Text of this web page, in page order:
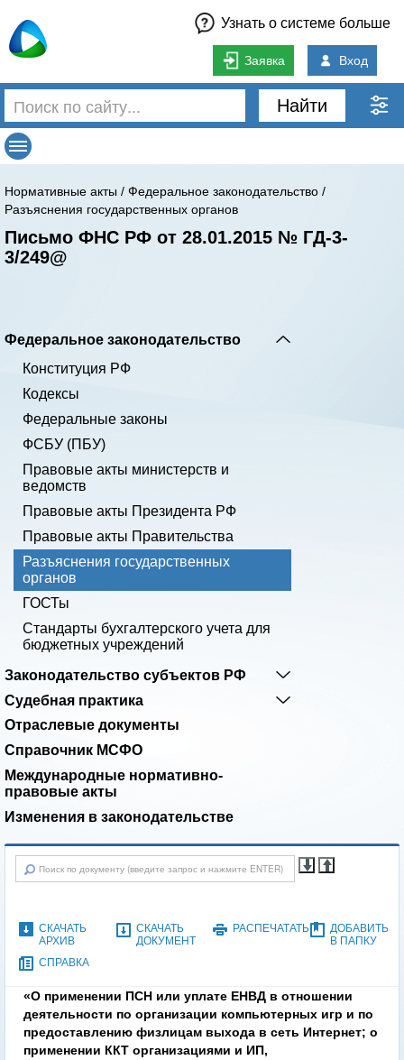
Узнать о системе больше
Заявка Вход
Найти
Нормативные акты / Федеральное законодательство /
Разъяснения государственных органов
Письмо ФНС РФ от 28.01.2015 № ГД-3-
3/249@
Федеральное законодательство
Конституция РФ
Кодексы
Федеральные законы
ФСБУ (ПБУ)
Правовые акты министерств и
ведомств
Правовые акты Президента РФ
Правовые акты Правительства
Разъяснения государственных
органов
ГОСТы
Cтандарты бухгалтерского учета для
бюджетных учреждений
Законодательство субъектов РФ
Судебная практика
Отраслевые документы
Справочник МСФО
Международные нормативно-
правовые акты
Изменения в законодательстве
СКАЧАТЬ
АРХИВ
СКАЧАТЬ
ДОКУМЕНТ
РАСПЕЧАТАТЬ
ДОБАВИТЬ
В ПАПКУ
СПРАВКА
«О применении ПСН или уплате ЕНВД в отношении
деятельности по организации компьютерных игр и по
предоставлению физлицам выхода в сеть Интернет; о
применении ККТ организациями и ИП,